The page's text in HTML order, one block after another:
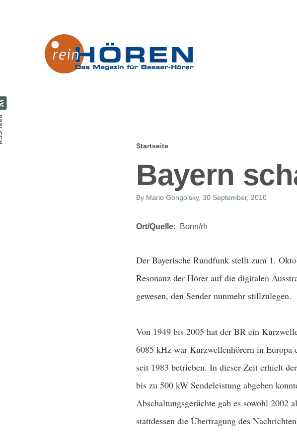
Startseite
Bayern
By Mario Gongolsky, 30 September, 2010
Ort/Quelle Bonn/rh
Der Bayerische Rundfunk stellt zum 1.
Resonanz der Hörer auf die digitalen
gewesen, den Sender nunmehr stillzulegen.
Von 1949 bis 2005 hat der BR ein
6085 kHz war Kurzwellenhörern in
seit 1983 betrieben. In dieser Zeit erhielt
bis zu 500 kW Sendeleistung abgeben
Abschaltungsgerüchte gab es sowohl 2002
stattdessen die Übertragung des